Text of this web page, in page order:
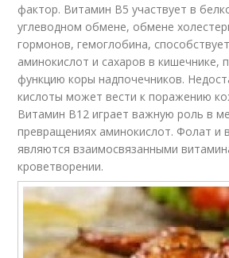
фактор. Витамин В5 участвует в
углеводном обмене, обмене
гормонов, гемоглобина,
аминокислот и сахаров в кишечнике,
функцию коры надпочечников.
кислоты может вести к поражению
Витамин В12 играет важную роль в
превращениях аминокислот. Фолат и
являются взаимосвязанными
кроветворении.